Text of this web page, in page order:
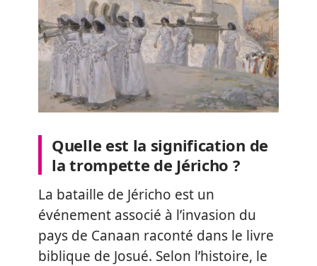
Quelle est la signification de
la trompette de Jéricho ?
La bataille de Jéricho est un
événement associé à l’invasion du
pays de Canaan raconté dans le livre
biblique de Josué. Selon l’histoire, le